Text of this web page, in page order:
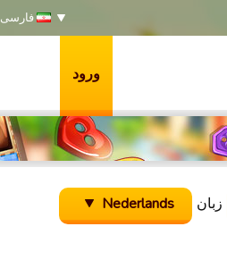
فارسی
ورود
زبان Nederlands